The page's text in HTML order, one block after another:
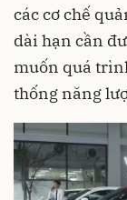
các cơ chế
dài hạn cần
muốn quá
thống năng